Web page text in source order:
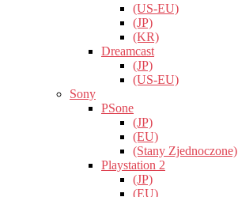
(US-EU)
(JP)
(KR)
Dreamcast
(JP)
(US-EU)
Sony
PSone
(JP)
(EU)
(Stany Zjednoczone)
Playstation 2
(JP)
(EU)